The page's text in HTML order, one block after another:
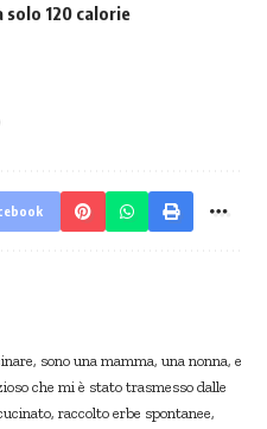
120 calorie
sono una mamma, una nonna, e
che mi è stato trasmesso dalle
raccolto erbe spontanee,